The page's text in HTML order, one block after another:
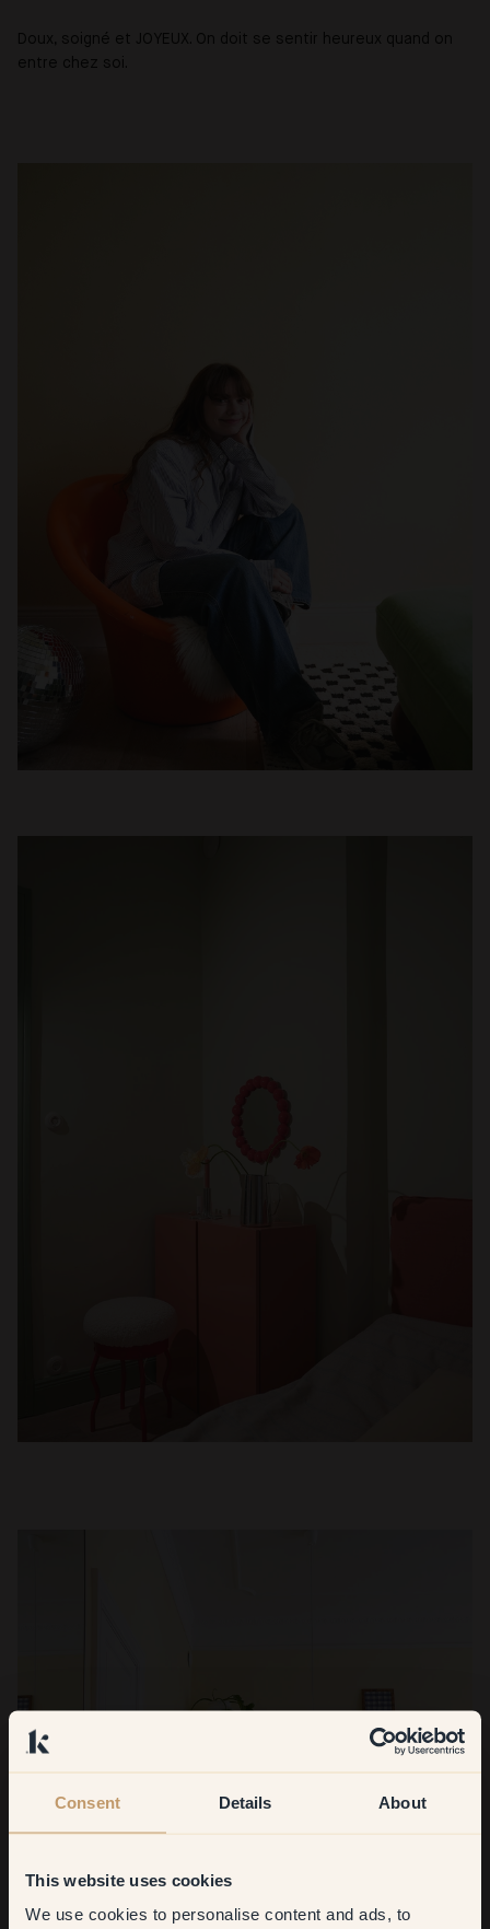
Consent Details About
This website uses cookies
We use cookies to personalise content and ads, to
Doux, soigné et JOYEUX. On doit se sentir heureux quand on
entre chez soi.